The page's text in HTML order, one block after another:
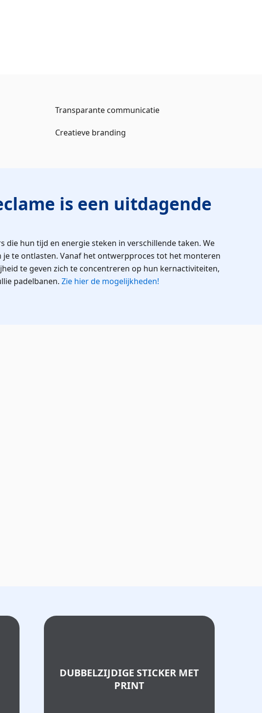
Transparante communicatie
Creatieve branding
is een uitdagende
hun tijd en energie steken in verschillende taken. We
te ontlasten. Vanaf het ontwerpproces tot het monteren
te geven zich te concentreren op hun kernactiviteiten,
padelbanen. Zie hier de mogelijkheden!
DUBBELZIJDIGE STICKER MET
PRINT